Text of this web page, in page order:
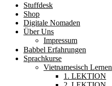
Stuffdesk
Shop
Digitale Nomaden
Über Uns
Impressum
Babbel Erfahrungen
Sprachkurse
Vietnamesisch Lernen
1. LEKTION